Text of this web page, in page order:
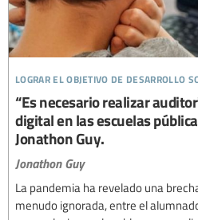
lograr el objetivo de desarrollo
“Es necesario realizar
digital en las escuelas
Jonathon Guy.
Jonathon Guy
La pandemia ha revelado una
menudo ignorada, entre el